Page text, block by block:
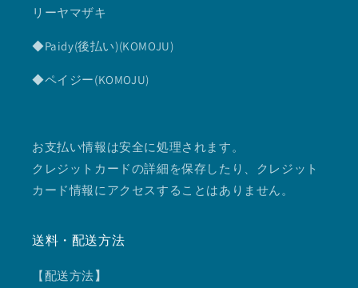
リーヤマザキ
◆Paidy(後払い)(KOMOJU)
◆ペイジー(KOMOJU)
お支払い情報は安全に処理されます。
クレジットカードの詳細を保存したり、クレジット
カード情報にアクセスすることはありません。
送料・配送方法
【配送方法】